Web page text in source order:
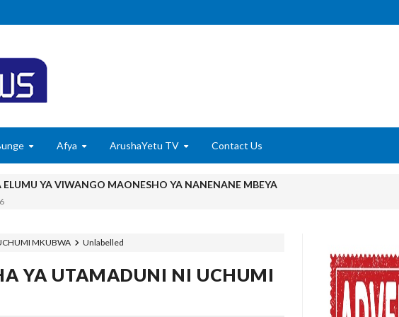
Afya ArushaYetu TV Contact Us
ELUMU YA VIWANGO MAONESHO YA NANENANE MBEYA
Kwa Miaka Kumi, Mpaka Nyota Yangu Ya Uongozi Iliposafishwa Na Kunipa Usimamizi
Unlabelled
MKUBWA
YA UTAMADUNI NI UCHUMI